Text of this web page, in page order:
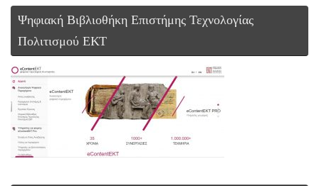
Ψηφιακή Βιβλιοθήκη Επιστήμης Τεχνολογίας
Πολιτισμού ΕΚΤ